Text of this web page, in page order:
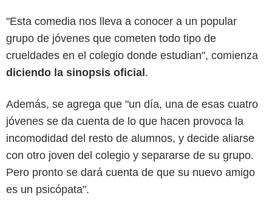
"Esta comedia nos lleva a conocer a un popular
grupo de jóvenes que cometen todo tipo de
crueldades en el colegio donde estudian", comienza
diciendo la sinopsis oficial .
Además, se agrega que "un día, una de esas cuatro
jóvenes se da cuenta de lo que hacen provoca la
incomodidad del resto de alumnos, y decide aliarse
con otro joven del colegio y separarse de su grupo.
Pero pronto se dará cuenta de que su nuevo amigo
es un psicópata".